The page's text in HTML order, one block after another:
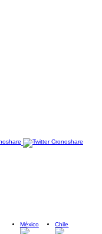
México Chile